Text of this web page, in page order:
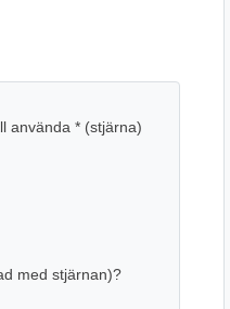
använda * (stjärna)
med stjärnan)?